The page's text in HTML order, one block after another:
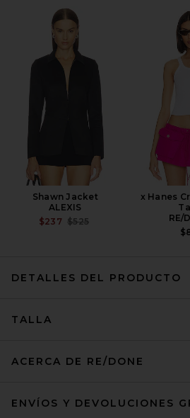
AGOLDE 90s Pinch Waist
High Rise Straight Jeans in
Crushed
AGOLDE
$218
Shawn Jacket
ALEXIS
$237 PREVIOUS PRICE:
$525
x Hanes
RE/
DETALLES DEL PRODUCTO
TALLA
ACERCA DE RE/DONE
ENVÍOS Y DEVOLUCIONES